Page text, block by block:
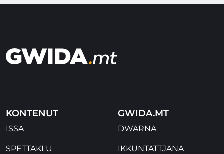
KONTENUT
ISSA
SPETTAKLU
GWIDA.MT
DWARNA
IKKUNTATTJANA